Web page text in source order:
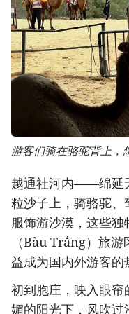
游客们骑在骆驼背上，
越通社河内——绵延
粒沙子上，骑骆驼
服饰游沙漠，这些
（Bàu Trắng）旅
益成为国内外游客的
初到胞庄，映入眼
媚的阳光下，风吹